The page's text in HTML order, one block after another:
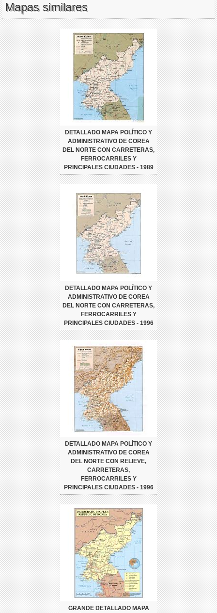
Mapas similares
DETALLADO MAPA POLÍTICO Y
ADMINISTRATIVO DE COREA
DEL NORTE CON CARRETERAS,
FERROCARRILES Y
PRINCIPALES CIUDADES - 1989
DETALLADO MAPA POLÍTICO Y
ADMINISTRATIVO DE COREA
DEL NORTE CON CARRETERAS,
FERROCARRILES Y
PRINCIPALES CIUDADES - 1996
DETALLADO MAPA POLÍTICO Y
ADMINISTRATIVO DE COREA
DEL NORTE CON RELIEVE,
CARRETERAS,
FERROCARRILES Y
PRINCIPALES CIUDADES - 1996
GRANDE DETALLADO MAPA